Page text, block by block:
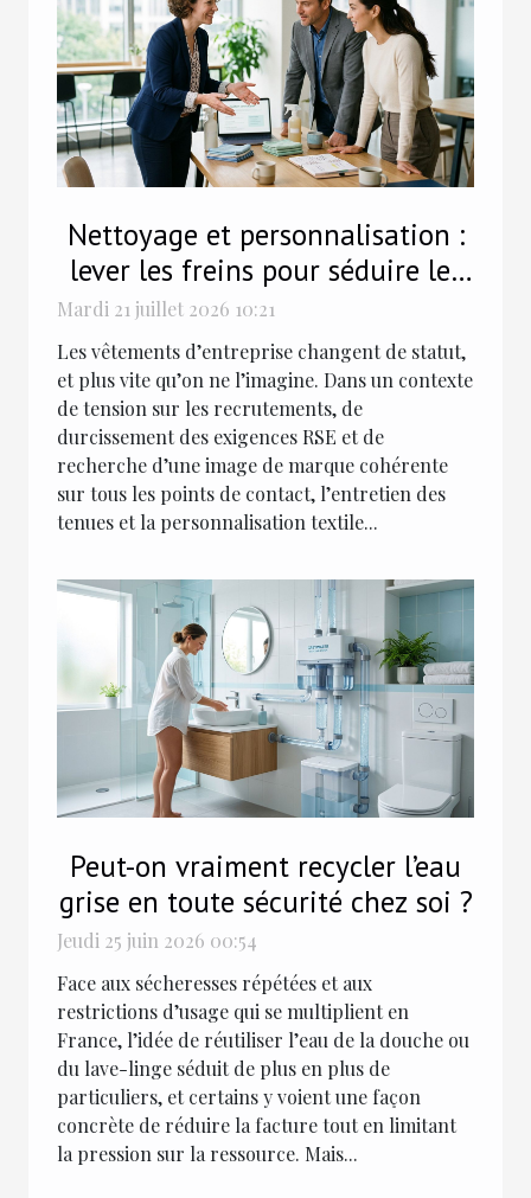
Nettoyage et personnalisation :
lever les freins pour séduire les
entreprises
Mardi 21 juillet 2026 10:21
Les vêtements d’entreprise changent de statut,
et plus vite qu’on ne l’imagine. Dans un contexte
de tension sur les recrutements, de
durcissement des exigences RSE et de
recherche d’une image de marque cohérente
sur tous les points de contact, l’entretien des
tenues et la personnalisation textile...
Peut-on vraiment recycler l’eau
grise en toute sécurité chez soi ?
Jeudi 25 juin 2026 00:54
Face aux sécheresses répétées et aux
restrictions d’usage qui se multiplient en
France, l’idée de réutiliser l’eau de la douche ou
du lave-linge séduit de plus en plus de
particuliers, et certains y voient une façon
concrète de réduire la facture tout en limitant
la pression sur la ressource. Mais...